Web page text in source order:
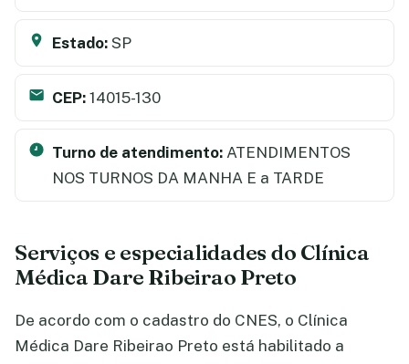
Estado: SP
CEP: 14015-130
Turno de atendimento: ATENDIMENTOS
NOS TURNOS DA MANHA E a TARDE
Serviços e especialidades do Clínica
Médica Dare Ribeirao Preto
De acordo com o cadastro do CNES, o Clínica
Médica Dare Ribeirao Preto está habilitado a